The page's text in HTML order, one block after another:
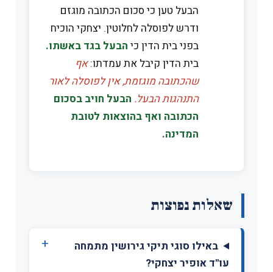
הבעל טען כי סכום הכתובה מוגזם
ודרש לפוסלה לחלוטין. יצחקי הוכיח
בפני בית הדין כי הבעל בגד באשתו.
בית הדין קיבל את עמדתו:אף
שהכתובה מוגזמת, אין לפוסלה לאור
התנהגות הבעל. הבעל חויב בסכום
הכתובה ואף בהוצאות לטובת
המדינה.
שאלות נפוצות
באילו סוגי תיקי גירושין מתמחה
עו"ד אופיר יצחקי?